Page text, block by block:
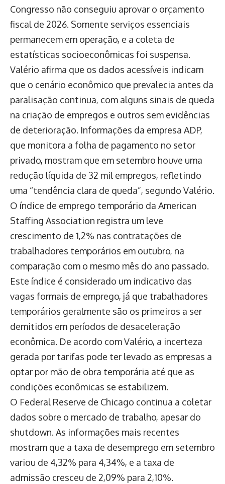
Congresso não conseguiu aprovar o orçamento
fiscal de 2026. Somente serviços essenciais
permanecem em operação, e a coleta de
estatísticas socioeconômicas foi suspensa.
Valério afirma que os dados acessíveis indicam
que o cenário econômico que prevalecia antes da
paralisação continua, com alguns sinais de queda
na criação de empregos e outros sem evidências
de deterioração. Informações da empresa ADP,
que monitora a folha de pagamento no setor
privado, mostram que em setembro houve uma
redução líquida de 32 mil empregos, refletindo
uma “tendência clara de queda”, segundo Valério.
O índice de emprego temporário da American
Staffing Association registra um leve
crescimento de 1,2% nas contratações de
trabalhadores temporários em outubro, na
comparação com o mesmo mês do ano passado.
Este índice é considerado um indicativo das
vagas formais de emprego, já que trabalhadores
temporários geralmente são os primeiros a ser
demitidos em períodos de desaceleração
econômica. De acordo com Valério, a incerteza
gerada por tarifas pode ter levado as empresas a
optar por mão de obra temporária até que as
condições econômicas se estabilizem.
O Federal Reserve de Chicago continua a coletar
dados sobre o mercado de trabalho, apesar do
shutdown. As informações mais recentes
mostram que a taxa de desemprego em setembro
variou de 4,32% para 4,34%, e a taxa de
admissão cresceu de 2,09% para 2,10%.